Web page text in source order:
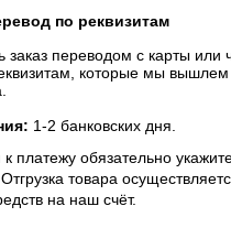
по реквизитам
заказ переводом с карты или
которые мы
1-2 банковских дня.
платежу обязательно
товара
на наш счёт.